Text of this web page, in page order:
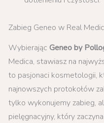
Zabieg Geneo w Real
WybierającGeneo by
Medica, stawiasz na
to pasjonaci kosmetologii,
najnowszych protokołów
tylko wykonujemy zabieg,
pielęgnacyjny, który